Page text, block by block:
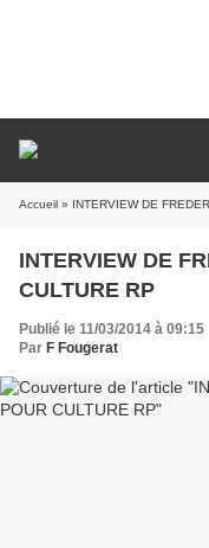
Accueil » INTERVIEW DE
INTERVIEW DE
CULTURE RP
Publié le 11/03/2014 à 09:15
Par F Fougerat